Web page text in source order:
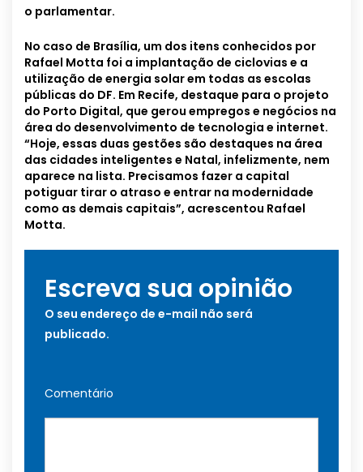
o parlamentar.
No caso de Brasília, um dos itens conhecidos por
Rafael Motta foi a implantação de ciclovias e a
utilização de energia solar em todas as escolas
públicas do DF. Em Recife, destaque para o projeto
do Porto Digital, que gerou empregos e negócios na
área do desenvolvimento de tecnologia e internet.
“Hoje, essas duas gestões são destaques na área
das cidades inteligentes e Natal, infelizmente, nem
aparece na lista. Precisamos fazer a capital
potiguar tirar o atraso e entrar na modernidade
como as demais capitais”, acrescentou Rafael
Motta.
Escreva sua opinião
O seu endereço de e-mail não será
publicado.
Comentário